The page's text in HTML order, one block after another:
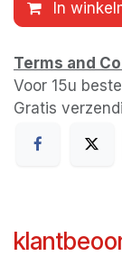
In
Terms and
Voor 15u
Gratis